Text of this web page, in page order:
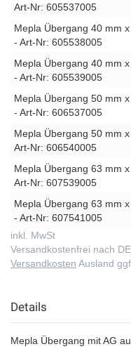
Art-Nr: 605537005
Mepla Übergang 40 mm
- Art-Nr: 605538005
Mepla Übergang 40 mm
- Art-Nr: 605539005
Mepla Übergang 50 mm
- Art-Nr: 606537005
Mepla Übergang 50 mm
Art-Nr: 606540005
Mepla Übergang 63 mm
Art-Nr: 607539005
Mepla Übergang 63 mm
- Art-Nr: 607541005
inkl. MwSt
Versandkostenfrei nach DE
Versandkosten Ausland
Details
Mepla Übergang mit AG